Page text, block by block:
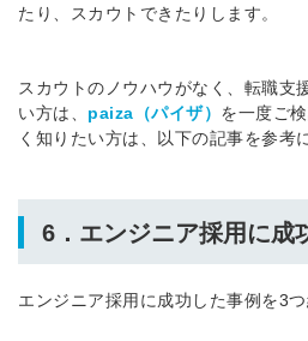
たり、スカウトできたりします。
スカウトのノウハウがなく、転職支
い方は、 paiza（パイザ） を一度ご
く知りたい方は、以下の記事を参考
6．エンジニア採用に成
エンジニア採用に成功した事例を3つ